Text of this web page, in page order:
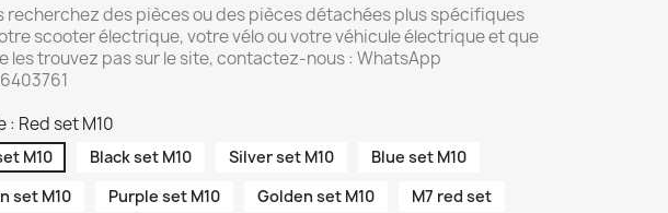
recherchez des pièces ou des pièces détachées plus spécifiques
scooter électrique, votre vélo ou votre véhicule électrique et que
les trouvez pas sur le site, contactez-nous : WhatsApp
: Red set M10
M10 Black set M10 Silver set M10
Blue set M10
set M10
Purple set M10 Golden set M10
M7 red set